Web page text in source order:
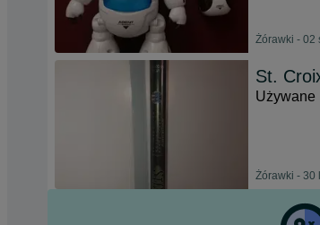
Żórawki - 02
St.
Używane
Żórawki - 30